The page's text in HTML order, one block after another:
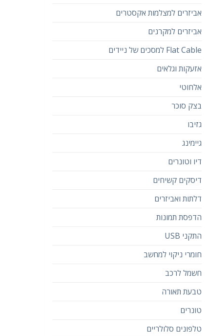
אביזרים למצלמות אקסטרים
אביזרים למקרנים
Flat Cable למסכים של ניידים
אזעקות וגלאים
אלחוטי
בצק סוכר
גזיבו
גיימינג
דיו וטונרים
דיסקים קשיחים
דלתות ואביזרים
הדפסת תמונות
התקני USB
חומרי ניקוי למחשב
חשמל לרכב
טבעת תאורה
טונרים
טלפונים סלולריים